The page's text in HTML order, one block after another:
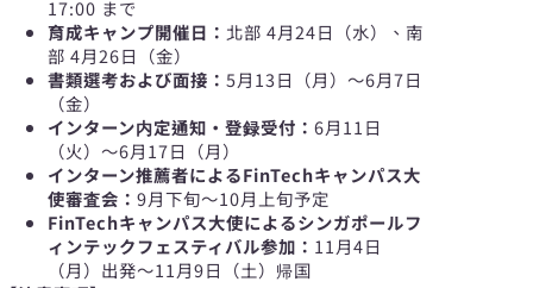
17:00 まで
育成キャンプ開催日： 北部 4月24日（水）、南
部 4月26日（金）
書類選考および面接： 5月13日（月）〜6月7日
（金）
インターン内定通知・登録受付： 6月11日
（火）〜6月17日（月）
インターン推薦者によるFinTechキャンパス大
使審査会： 9月下旬〜10月上旬予定
FinTechキャンパス大使によるシンガポールフ
ィンテックフェスティバル参加： 11月4日
（月）出発〜11月9日（土）帰国